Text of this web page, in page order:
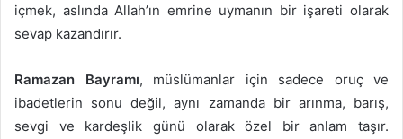
içmek, aslında Allah’ın emrine uymanın bir işareti olarak
sevap kazandırır.
Ramazan Bayramı, müslümanlar için sadece oruç ve
ibadetlerin sonu değil, aynı zamanda bir arınma, barış,
sevgi ve kardeşlik günü olarak özel bir anlam taşır.